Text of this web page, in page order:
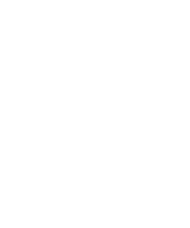
მეორე მხრივ,
არის ის, რასაც ინჟინრები
გლუვობა და
ჩვენი ნანო-კერამიკა
ვეყრდნობით ქარის
მნიშვნელობები მიუთითებს,
კომფორტზე ხომალდის
versus uncoated (22.54 N → 21.79 N).
საკმარისი მეთოდი
შესახებ. ტესტისთვის
ნავის მოდელით.
და Ceramic Pro Marine
დაუფარავ მოდელთან
ჩაძირული ნავის ნაწილებზე,
aeruginosa, 99.8 % Salmonella
ამაღლებასთან ერთად,
ასპექტს ეფუძნება.
მეორე, გამხსნელზე
არცერთი
Nanoshine Group Corp-მა
ვერცხლს — მეტალს, რომელიც
არსებულ აირებს
barium, selenium) not detected
Pro is formulated. Independent SGS
Pro Marine holds a Bureau
located in Taipei’s green industrial zone.
list (253 substances, 04/02/
candidate list were detected above the